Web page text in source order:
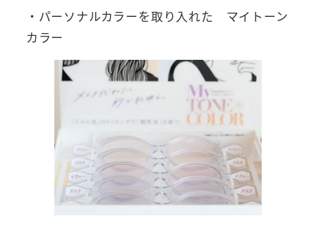
・パーソナルカラーを取り入れた マイトーン
カラー